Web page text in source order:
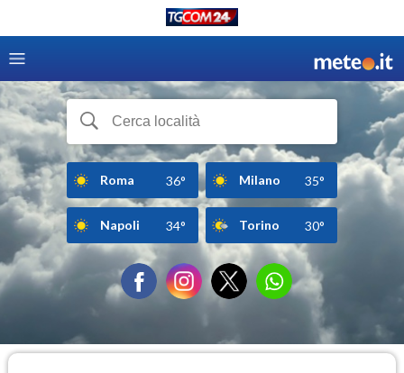
Roma 36° Milano 35°
Napoli 34° Torino 30°